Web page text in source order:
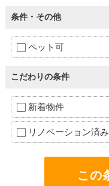
条件・その他
ペット可
こだわりの条件
新着物件
リノベーション済み